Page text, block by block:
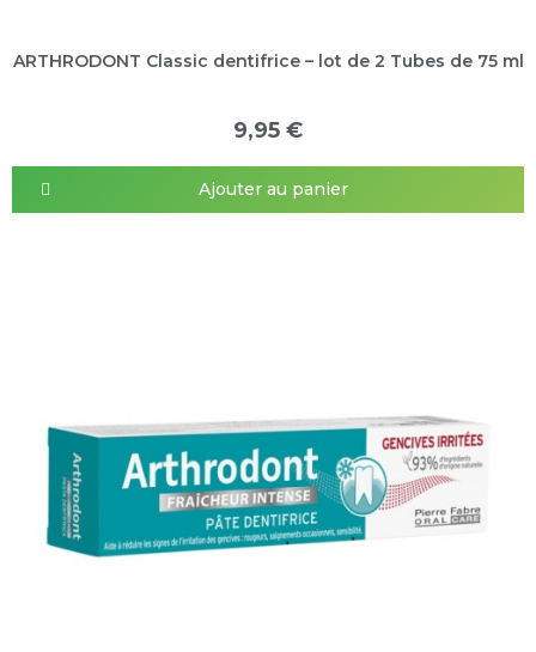
ARTHRODONT Classic dentifrice – lot de 2 Tubes de 75 ml
9,95 €
Ajouter au panier